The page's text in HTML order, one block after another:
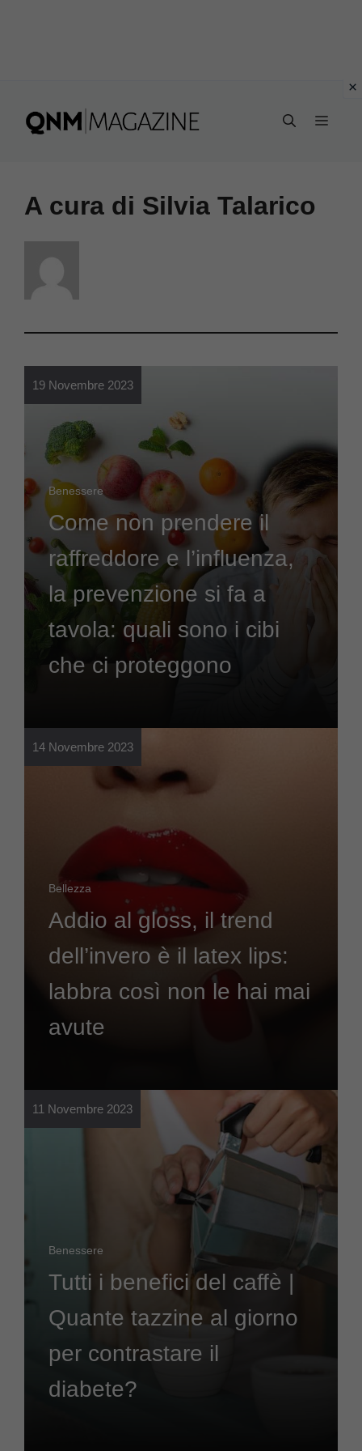
A cura di Silvia Talarico
19 Novembre 2023
Benessere
Come non prendere il
raffreddore e l’influenza,
la prevenzione si fa a
tavola: quali sono i cibi
che ci proteggono
14 Novembre 2023
Bellezza
Addio al gloss, il trend
dell’invero è il latex lips:
labbra così non le hai mai
avute
11 Novembre 2023
Benessere
Tutti i benefici del caffè |
Quante tazzine al giorno
per contrastare il
diabete?